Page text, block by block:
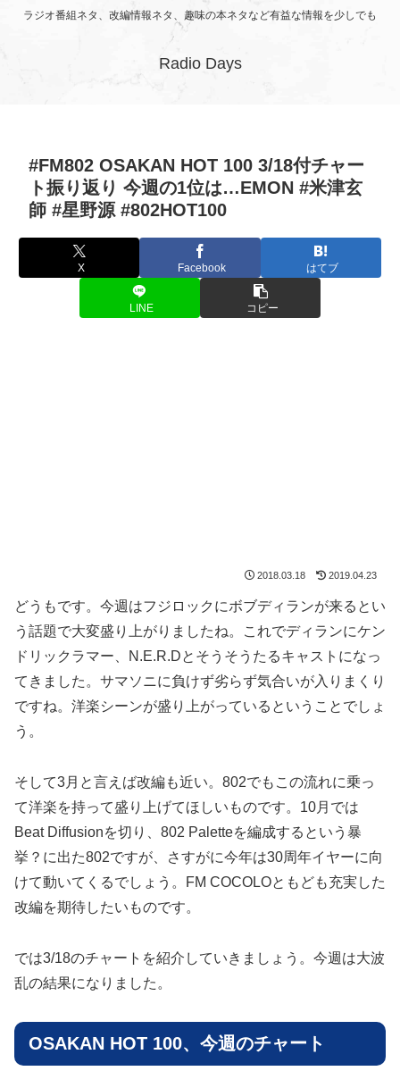
ラジオ番組ネタ、改編情報ネタ、趣味の本ネタなど有益な情報を少しでも
Radio Days
#FM802 OSAKAN HOT 100 3/18付チャー
ト振り返り 今週の1位は…EMON #米津玄
師 #星野源 #802HOT100
X Facebook はてブ
LINE コピー
2018.03.18 2019.04.23
どうもです。今週はフジロックにボブディランが来るとい
う話題で大変盛り上がりましたね。これでディランにケン
ドリックラマー、N.E.R.Dとそうそうたるキャストになっ
てきました。サマソニに負けず劣らず気合いが入りまくり
ですね。洋楽シーンが盛り上がっているということでしょ
う。
そして3月と言えば改編も近い。802でもこの流れに乗っ
て洋楽を持って盛り上げてほしいものです。10月では
Beat Diffusionを切り、802 Paletteを編成するという暴
挙？に出た802ですが、さすがに今年は30周年イヤーに向
けて動いてくるでしょう。FM COCOLOともども充実した
改編を期待したいものです。
では3/18のチャートを紹介していきましょう。今週は大波
乱の結果になりました。
OSAKAN HOT 100、今週のチャート